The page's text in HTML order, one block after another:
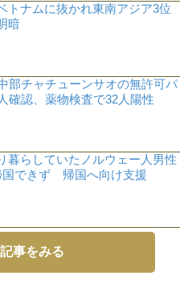
トナムに抜かれ東南アジア3位
暗
部チャチューンサオの無許可パ
認、薬物検査で32人陽性
暮らしていたノルウェー人男性
国できず 帰国へ向け支援
事をみる